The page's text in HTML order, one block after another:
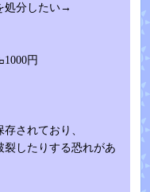
処分したい→
円
されており、
したりする恐れがあ